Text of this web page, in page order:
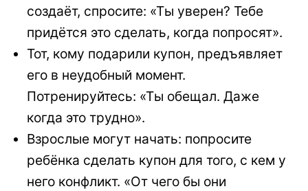
создаёт, спросите: «Ты уверен? Тебе
придётся это сделать, когда попросят».
Тот, кому подарили купон, предъявляет
его в неудобный момент.
Потренируйтесь: «Ты обещал. Даже
когда это трудно».
Взрослые могут начать: попросите
ребёнка сделать купон для того, с кем у
него конфликт. «От чего бы они